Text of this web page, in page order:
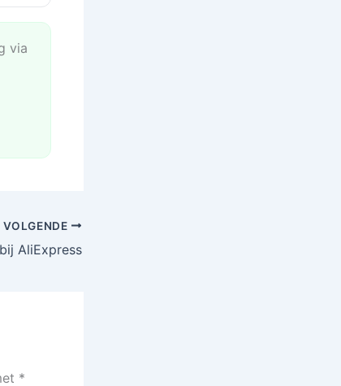
via
VOLGENDE
AliExpress
*